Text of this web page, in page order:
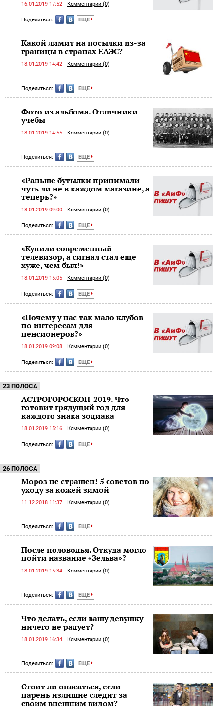
16.01.2019 17:52 Комментарии (0)
Поделиться: ЕЩЕ
Какой лимит на посылки из-за
границы в странах ЕАЭС?
18.01.2019 14:42 Комментарии (0)
Поделиться: ЕЩЕ
Фото из альбома. Отличники
учебы
18.01.2019 14:55 Комментарии (0)
Поделиться: ЕЩЕ
«Раньше бутылки принимали
чуть ли не в каждом магазине, а
теперь?»
18.01.2019 09:00 Комментарии (0)
Поделиться: ЕЩЕ
«Купили современный
телевизор, а сигнал стал еще
хуже, чем был!»
18.01.2019 15:05 Комментарии (0)
Поделиться: ЕЩЕ
«Почему у нас так мало клубов
по интересам для
пенсионеров?»
18.01.2019 09:08 Комментарии (0)
Поделиться: ЕЩЕ
23 ПОЛОСА
АСТРОГОРОСКОП-2019. Что
готовит грядущий год для
каждого знака зодиака
18.01.2019 15:16 Комментарии (0)
Поделиться: ЕЩЕ
26 ПОЛОСА
Мороз не страшен! 5 советов по
уходу за кожей зимой
11.12.2018 11:37 Комментарии (0)
Поделиться: ЕЩЕ
После половодья. Откуда могло
пойти название «Зельва»?
18.01.2019 15:34 Комментарии (0)
Поделиться: ЕЩЕ
Что делать, если вашу девушку
ничего не радует?
18.01.2019 16:34 Комментарии (0)
Поделиться: ЕЩЕ
Стоит ли опасаться, если
парень излишне следит за
своим внешним видом?